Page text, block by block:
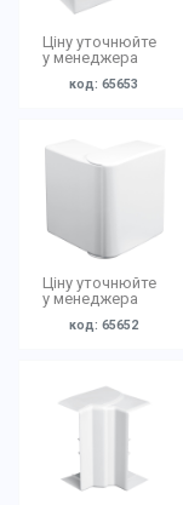
Ціну уточнюйте
у менеджера
код: 65653
Ціну уточнюйте
у менеджера
код: 65652